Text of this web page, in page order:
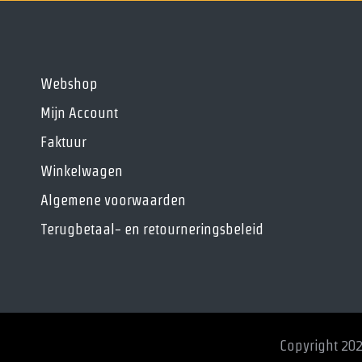
Webshop
Mijn Account
Faktuur
Winkelwagen
Algemene voorwaarden
Terugbetaal- en retourneringsbeleid
Copyright